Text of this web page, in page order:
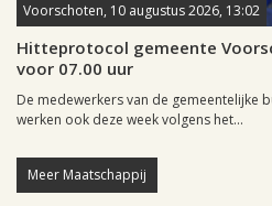
Voorschoten, 10 augustus 2026, 13:02
Hitteprotocol gemeente
voor 07.00 uur
De medewerkers van de gemeentelijke
werken ook deze week volgens het...
Meer Maatschappij